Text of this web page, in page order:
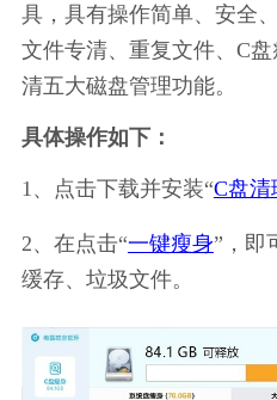
具，具有操作简单、安全
文件专清、重复文件、C盘
清五大磁盘管理功能。
具体操作如下：
1、点击下载并安装“C盘清
2、在点击“一键瘦身”，即
缓存、垃圾文件。